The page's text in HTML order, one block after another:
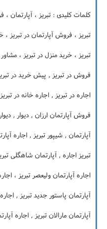
کلمات کلیدی : تبریز ، آپارتمان ،
تبریز ، فروش آپارتمان در تبریز
تبریز ، خرید منزل در تبریز ،
فروش در تبریز , پیش خرید در
اجاره در تبریز , اجاره خانه در
فروش آپارتمان ارزان , دیوار ,
آپارتمان , شیپور تبریز , اجاره
تبریز اجاره , آپارتمان شاهگلی
اجاره آپارتمان ولیعصر تبریز ،
آپارتمان پاستور جدید تبریز ,
آپارتمان مارالان تبریز , اجاره